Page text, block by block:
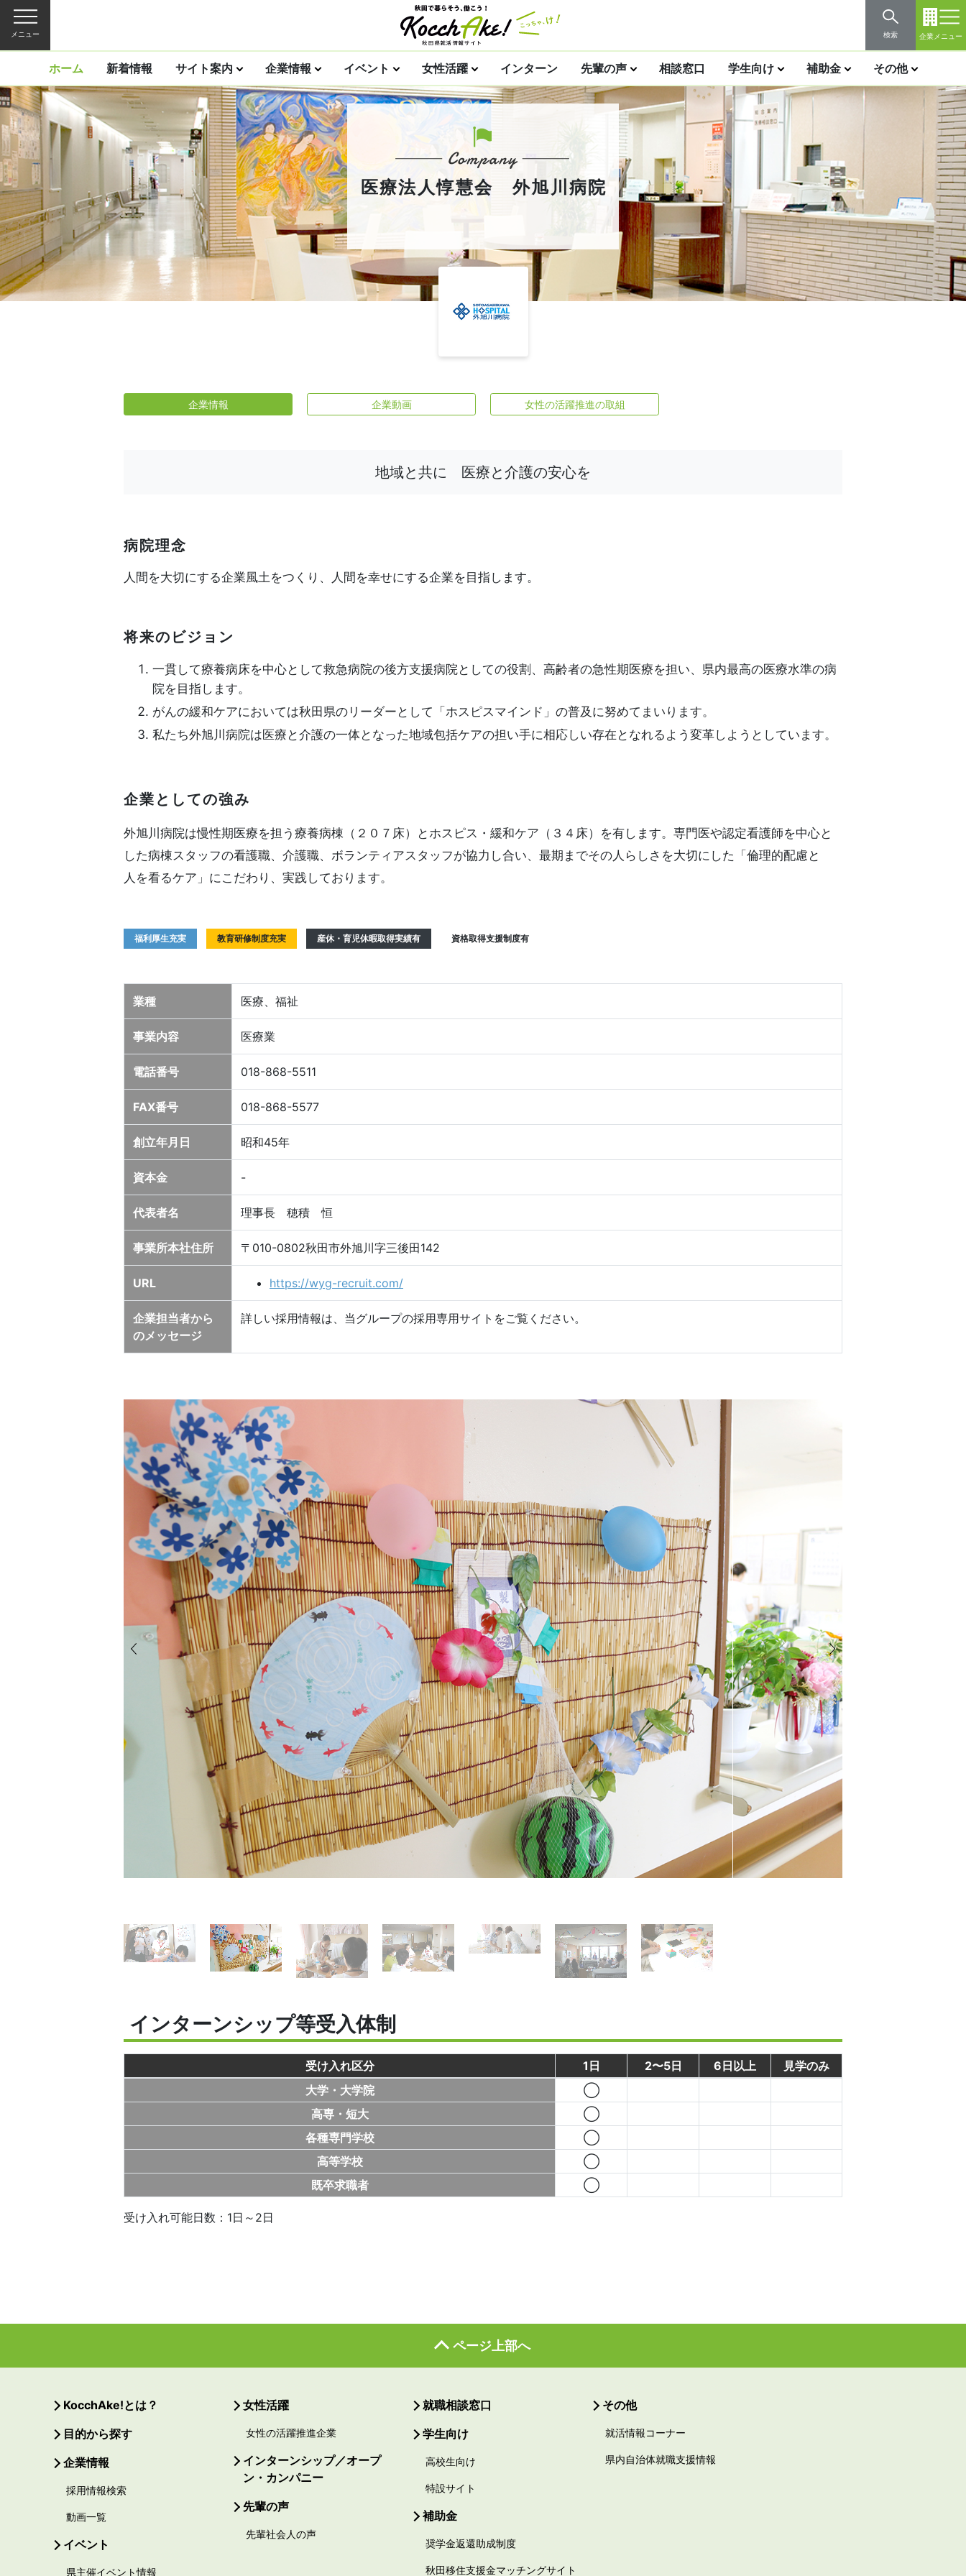
メニュー 検索 企業メニュー
ホーム 新着情報 サイト案内 企業情報 イベント 女性活躍 インターン 先輩の声 相談窓口 学生向け 補助金 その他
医療法人惇慧会 外旭川病院
企業情報 企業動画 女性の活躍推進の取組
地域と共に 医療と介護の安心を
病院理念
人間を大切にする企業風土をつくり、人間を幸せにする企業を目指します。
将来のビジョン
一貫して療養病床を中心として救急病院の後方支援病院としての役割、高齢者の急性期医療を担い、県内最高の医療水準の病
院を目指します。
がんの緩和ケアにおいては秋田県のリーダーとして「ホスピスマインド」の普及に努めてまいります。
私たち外旭川病院は医療と介護の一体となった地域包括ケアの担い手に相応しい存在となれるよう変革しようとしています。
企業としての強み
外旭川病院は慢性期医療を担う療養病棟（２０７床）とホスピス・緩和ケア（３４床）を有します。専門医や認定看護師を中心と
した病棟スタッフの看護職、介護職、ボランティアスタッフが協力し合い、最期までその人らしさを大切にした「倫理的配慮と
人を看るケア」にこだわり、実践しております。
福利厚生充実 教育研修制度充実 産休・育児休暇取得実績有 資格取得支援制度有
業種 医療、福祉
事業内容 医療業
電話番号 018-868-5511
FAX番号 018-868-5577
創立年月日 昭和45年
資本金 -
代表者名 理事長 穂積 恒
事業所本社住所 〒010-0802秋田市外旭川字三後田142
URL https://wyg-recruit.com/
企業担当者から
のメッセージ
詳しい採用情報は、当グループの採用専用サイトをご覧ください。
インターンシップ等受入体制
受け入れ区分 1日 2〜5日 6日以上
見学のみ
大学・大学院
◯
高専・短大
◯
各種専門学校
◯
高等学校
◯
既卒求職者
◯
受け入れ可能日数：1日～2日
ページ上部へ
KocchAke!とは？
目的から探す
企業情報
採用情報検索
動画一覧
イベント
県主催イベント情報
女性活躍
女性の活躍推進企業
インターンシップ／オープ
ン・カンパニー
先輩の声
先輩社会人の声
就職相談窓口
学生向け
高校生向け
特設サイト
補助金
奨学金返還助成制度
秋田移住支援金マッチングサイト
その他
就活情報コーナー
県内自治体就職支援情報